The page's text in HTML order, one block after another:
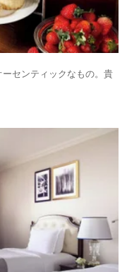
センティックなもの。貴